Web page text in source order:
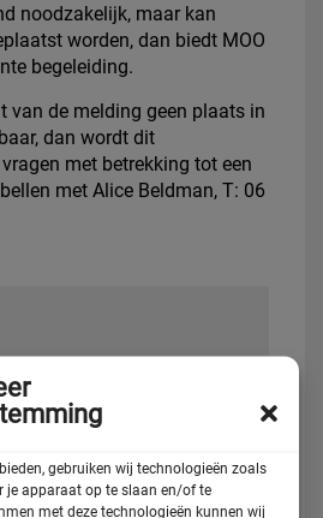
gebruiken wij technologieën zoals
je apparaat op te slaan en/of te
met deze technologieën kunnen wij
noodzakelijk, maar kan
worden, dan biedt MOO
begeleiding.
van de melding geen plaats in
dan wordt dit
met betrekking tot een
met Alice Beldman, T: 06
19
(spoed)